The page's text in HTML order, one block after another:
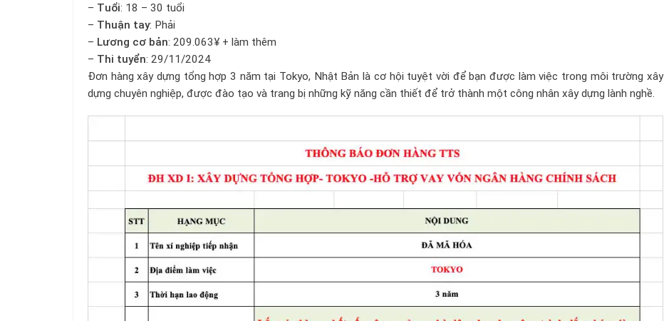
– Tuổi: 18 – 30 tuổi
– Thuận tay: Phải
– Lương cơ bản: 209.063¥ + làm thêm
– Thi tuyển: 29/11/2024
Đơn hàng xây dựng tổng hợp 3 năm tại Tokyo, Nhật Bản là cơ hội tuyệt vời để bạn được làm việc trong môi trường xây
dựng chuyên nghiệp, được đào tạo và trang bị những kỹ năng cần thiết để trở thành một công nhân xây dựng lành nghề.